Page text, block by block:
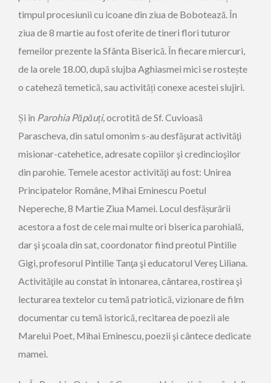
timpul procesiunii cu icoane din ziua de Bobotează. În
ziua de 8 martie au fost oferite de tineri flori tuturor
femeilor prezente la Sfânta Biserică. În fiecare miercuri,
de la orele 18.00, după slujba Aghiasmei mici se rostește
o cateheză temetică, sau activități conexe acestei slujiri.
Și în Parohia Păpăuți,ocrotită de Sf. Cuvioasă
Parascheva, din satul omonim s-au desfăşurat activităţi
misionar-catehetice, adresate copiilor şi credincioşilor
din parohie. Temele acestor activităţi au fost: Unirea
Principatelor Române, Mihai Eminescu Poetul
Nepereche, 8 Martie Ziua Mamei. Locul desfășurării
acestora a fost de cele mai multe ori biserica parohială,
dar şi şcoala din sat, coordonator fiind preotul Pintilie
Gigi, profesorul Pintilie Tanţa şi educatorul Vereş Liliana.
Activităţile au constat în intonarea, cântarea, rostirea şi
lecturarea textelor cu temă patriotică, vizionare de film
documentar cu temă istorică, recitarea de poezii ale
Marelui Poet, Mihai Eminescu, poezii şi cântece dedicate
mamei.